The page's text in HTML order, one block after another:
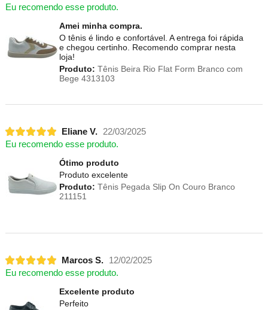
Eu recomendo esse produto.
Amei minha compra.
O tênis é lindo e confortável. A entrega foi rápida
e chegou certinho. Recomendo comprar nesta
loja!
Produto: Tênis Beira Rio Flat Form Branco com
Bege 4313103
Eliane V.
22/03/2025
Eu recomendo esse produto.
Ótimo produto
Produto excelente
Produto: Tênis Pegada Slip On Couro Branco
211151
Marcos S.
12/02/2025
Eu recomendo esse produto.
Excelente produto
Perfeito